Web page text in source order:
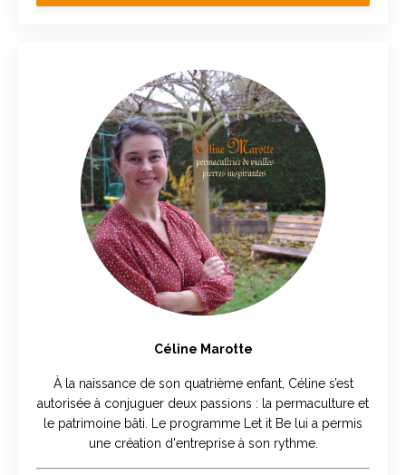
Céline Marotte
À la naissance de son quatrième enfant, Céline s’est
autorisée à conjuguer deux passions : la permaculture et
le patrimoine bâti. Le programme Let it Be lui a permis
une création d'entreprise à son rythme.